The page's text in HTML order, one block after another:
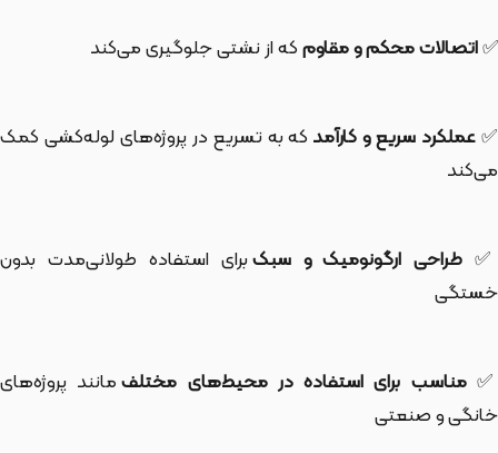
✅اتصالات محکم و مقاومکه از نشتی جلوگیری می‌کند
✅عملکرد سریع و کارآمد که به تسریع در پروژه‌های لوله‌کشی کمک
می‌کند
✅ طراحی ارگونومیک و سبکبرای استفاده طولانی‌مدت بدون
خستگی
✅مناسب برای استفاده در محیط‌های مختلفمانند پروژه‌های
خانگی و صنعتی